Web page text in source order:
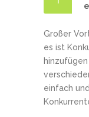
Großer
es ist
einfach